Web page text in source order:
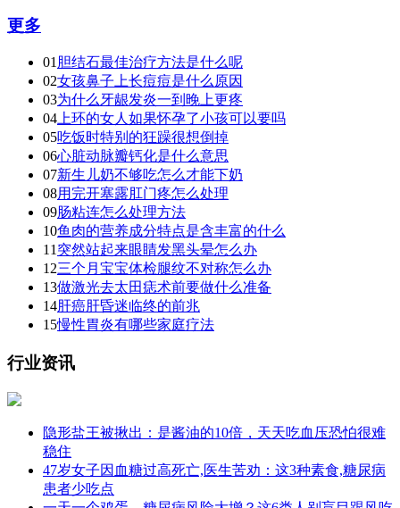
更多
01 胆结石最佳治疗方法是什么呢
02女孩鼻子上长痘痘是什么原因
03为什么牙龈发炎一到晚上更疼
04 上环的女人如果怀孕了小孩可以要吗
05吃饭时特别的狂躁很想倒掉
06心脏动脉瓣钙化是什么意思
07新生儿奶不够吃怎么才能下奶
08用完开塞露肛门疼怎么处理
09肠粘连怎么处理方法
10鱼肉的营养成分特点是含丰富的什么
11 突然站起来眼睛发黑头晕怎么办
12三个月宝宝体检腿纹不对称怎么办
13做激光去太田痣术前要做什么准备
14肝癌肝昏迷临终的前兆
15慢性胃炎有哪些家庭疗法
行业资讯
隐形盐王被揪出：是酱油的10倍，天天吃血压恐怕很难
稳住
47岁女子因血糖过高死亡,医生苦劝：这3种素食,糖尿病
患者少吃点